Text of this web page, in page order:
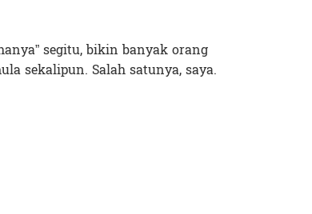
segitu, bikin banyak orang
sekalipun. Salah satunya, saya.